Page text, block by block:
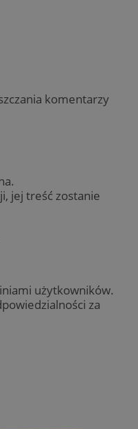
komentarzy
jej treść zostanie
użytkowników.
za